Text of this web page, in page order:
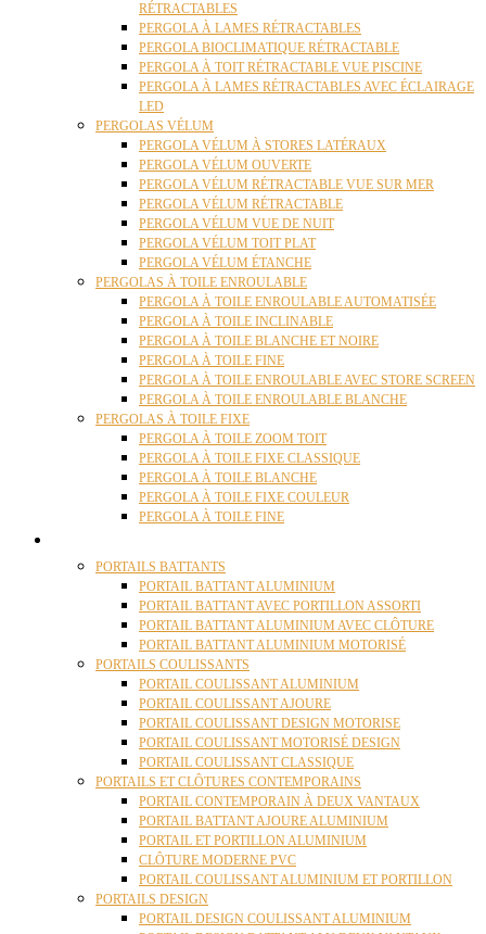
RÉTRACTABLES
PERGOLA À LAMES RÉTRACTABLES
PERGOLA BIOCLIMATIQUE RÉTRACTABLE
PERGOLA À TOIT RÉTRACTABLE VUE PISCINE
PERGOLA À LAMES RÉTRACTABLES AVEC ÉCLAIRAGE
LED
PERGOLAS VÉLUM
PERGOLA VÉLUM À STORES LATÉRAUX
PERGOLA VÉLUM OUVERTE
PERGOLA VÉLUM RÉTRACTABLE VUE SUR MER
PERGOLA VÉLUM RÉTRACTABLE
PERGOLA VÉLUM VUE DE NUIT
PERGOLA VÉLUM TOIT PLAT
PERGOLA VÉLUM ÉTANCHE
PERGOLAS À TOILE ENROULABLE
PERGOLA À TOILE ENROULABLE AUTOMATISÉE
PERGOLA À TOILE INCLINABLE
PERGOLA À TOILE BLANCHE ET NOIRE
PERGOLA À TOILE FINE
PERGOLA À TOILE ENROULABLE AVEC STORE SCREEN
PERGOLA À TOILE ENROULABLE BLANCHE
PERGOLAS À TOILE FIXE
PERGOLA À TOILE ZOOM TOIT
PERGOLA À TOILE FIXE CLASSIQUE
PERGOLA À TOILE BLANCHE
PERGOLA À TOILE FIXE COULEUR
PERGOLA À TOILE FINE
PORTAILS BATTANTS
PORTAIL BATTANT ALUMINIUM
PORTAIL BATTANT AVEC PORTILLON ASSORTI
PORTAIL BATTANT ALUMINIUM AVEC CLÔTURE
PORTAIL BATTANT ALUMINIUM MOTORISÉ
PORTAILS COULISSANTS
PORTAIL COULISSANT ALUMINIUM
PORTAIL COULISSANT AJOURE
PORTAIL COULISSANT DESIGN MOTORISE
PORTAIL COULISSANT MOTORISÉ DESIGN
PORTAIL COULISSANT CLASSIQUE
PORTAILS ET CLÔTURES CONTEMPORAINS
PORTAIL CONTEMPORAIN À DEUX VANTAUX
PORTAIL BATTANT AJOURE ALUMINIUM
PORTAIL ET PORTILLON ALUMINIUM
CLÔTURE MODERNE PVC
PORTAIL COULISSANT ALUMINIUM ET PORTILLON
PORTAILS DESIGN
PORTAIL DESIGN COULISSANT ALUMINIUM